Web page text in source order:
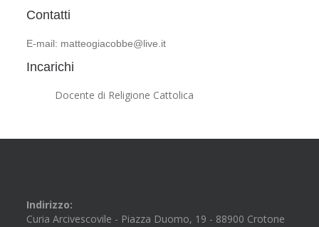
Contatti
E-mail: matteogiacobbe@live.it
Incarichi
Docente di Religione Cattolica
Indirizzo:
Curia Arcivescovile - Piazza Duomo, 19 - 88900 Crotone